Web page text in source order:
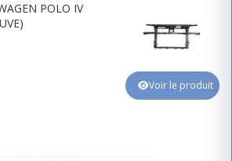
POLO IV
Voir le produit